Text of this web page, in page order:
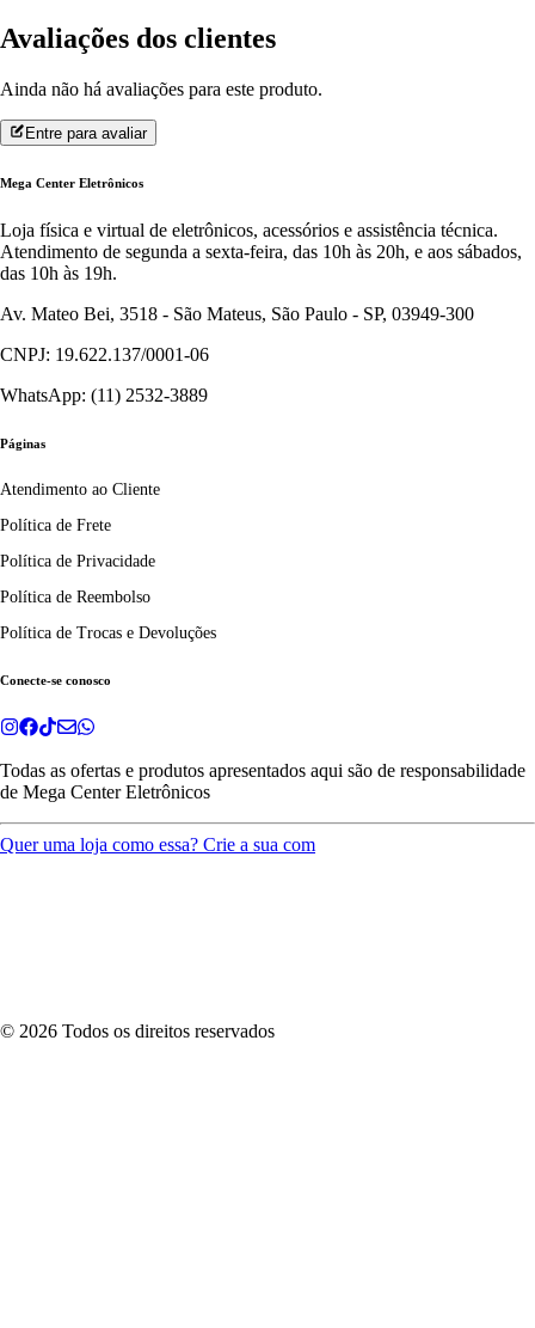
Avaliações dos clientes
Ainda não há avaliações para este produto.
Entre para avaliar
Mega Center Eletrônicos
Loja física e virtual de eletrônicos, acessórios e assistência técnica.
Atendimento de segunda a sexta-feira, das 10h às 20h, e aos sábados,
das 10h às 19h.
Av. Mateo Bei, 3518 - São Mateus, São Paulo - SP, 03949-300
CNPJ: 19.622.137/0001-06
WhatsApp: (11) 2532-3889
Páginas
Atendimento ao Cliente
Política de Frete
Política de Privacidade
Política de Reembolso
Política de Trocas e Devoluções
Conecte-se conosco
Todas as ofertas e produtos apresentados aqui são de responsabilidade
de Mega Center Eletrônicos
Quer uma loja como essa? Crie a sua com
© 2026 Todos os direitos reservados